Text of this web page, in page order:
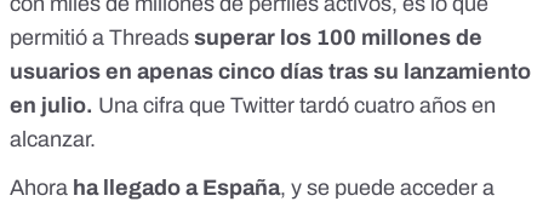
permitió a Threads superar los 100 millones de
usuarios en apenas cinco días tras su lanzamiento
en julio. Una cifra que Twitter tardó cuatro años en
alcanzar.
Ahora ha llegado a España, y se puede acceder a